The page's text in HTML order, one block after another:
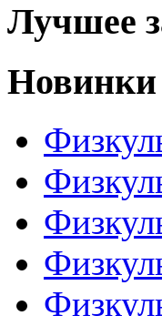
Лучшее
Новинки